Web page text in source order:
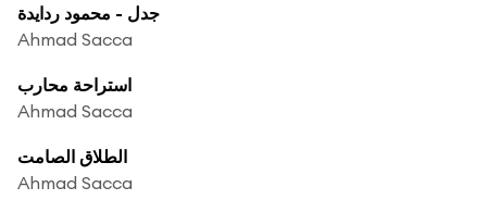
جدل - محمود ردايدة
Ahmad Sacca
استراحة محارب
Ahmad Sacca
الطلاق الصامت
Ahmad Sacca